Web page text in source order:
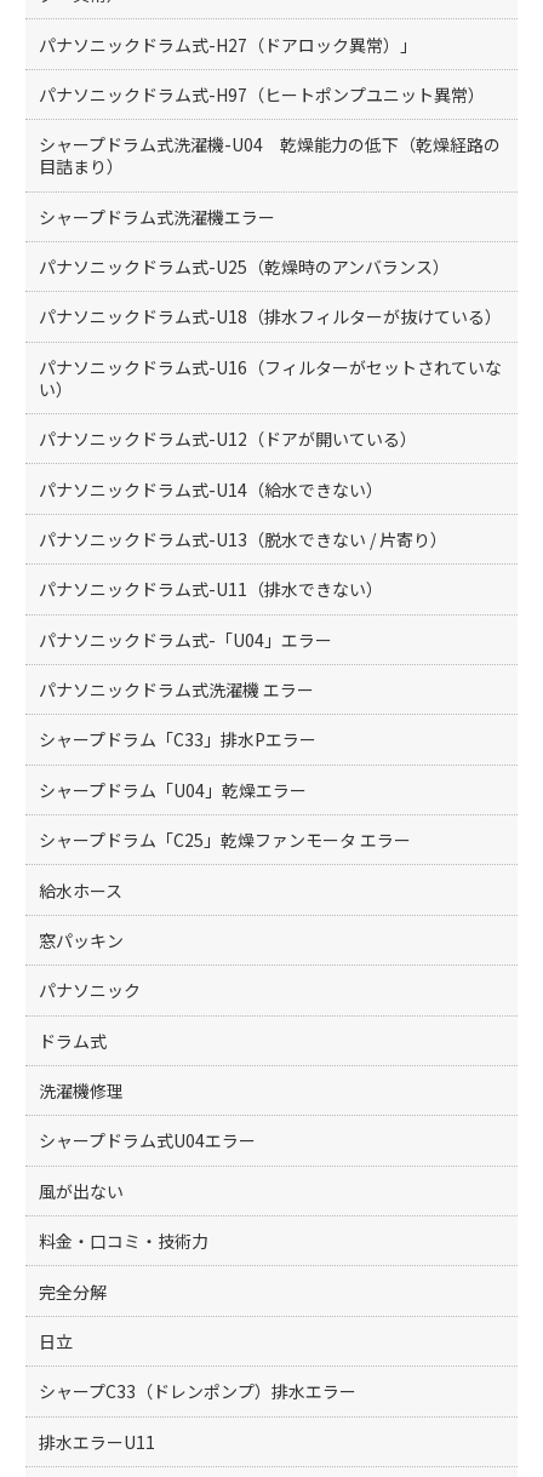
パナソニックドラム式-H27（ドアロック異常）」
パナソニックドラム式-H97（ヒートポンプユニット異常）
シャープドラム式洗濯機-U04 乾燥能力の低下（乾燥経路の
目詰まり）
シャープドラム式洗濯機エラー
パナソニックドラム式-U25（乾燥時のアンバランス）
パナソニックドラム式-U18（排水フィルターが抜けている）
パナソニックドラム式-U16（フィルターがセットされていな
い）
パナソニックドラム式-U12（ドアが開いている）
パナソニックドラム式-U14（給水できない）
パナソニックドラム式-U13（脱水できない / 片寄り）
パナソニックドラム式-U11（排水できない）
パナソニックドラム式-「U04」エラー
パナソニックドラム式洗濯機 エラー
シャープドラム「C33」排水Pエラー
シャープドラム「U04」乾燥エラー
シャープドラム「C25」乾燥ファンモータ エラー
給水ホース
窓パッキン
パナソニック
ドラム式
洗濯機修理
シャープドラム式U04エラー
風が出ない
料金・口コミ・技術力
完全分解
日立
シャープC33（ドレンポンプ）排水エラー
排水エラーU11